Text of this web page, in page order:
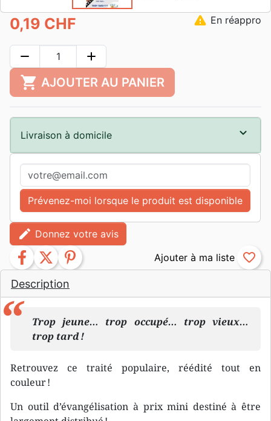
Description
Trop jeune… trop occupé… trop vieux…
trop tard !
Retrouvez ce traité populaire, réédité tout en
couleur !
Un outil d’évangélisation à prix mini destiné à être
0,19 CHF warning En réappro
remove add
shopping_cart AJOUTER AU PANIER
Livraison à domicile
Prévenez-moi lorsque le produit est disponible
edit Donnez votre avis
facebook twitter pinterest favorite_border